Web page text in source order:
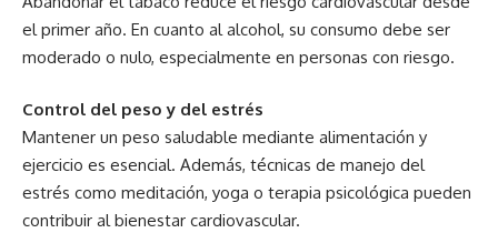
el primer año. En cuanto al alcohol, su consumo debe ser
moderado o nulo, especialmente en personas con riesgo.
Control del peso y del estrés
Mantener un peso saludable mediante alimentación y
ejercicio es esencial. Además, técnicas de manejo del
estrés como meditación, yoga o terapia psicológica pueden
contribuir al bienestar cardiovascular.